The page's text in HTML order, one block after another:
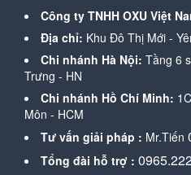
Công ty TNHH OXU Việt
Địa chỉ: Khu Đô Thị Mới -
Chi nhánh Hà Nội: Tầng 6
Trưng - HN
Chi nhánh Hồ Chí Minh:
Môn - HCM
Tư vấn giải pháp : Mr.Tiến
Tổng đài hỗ trợ :